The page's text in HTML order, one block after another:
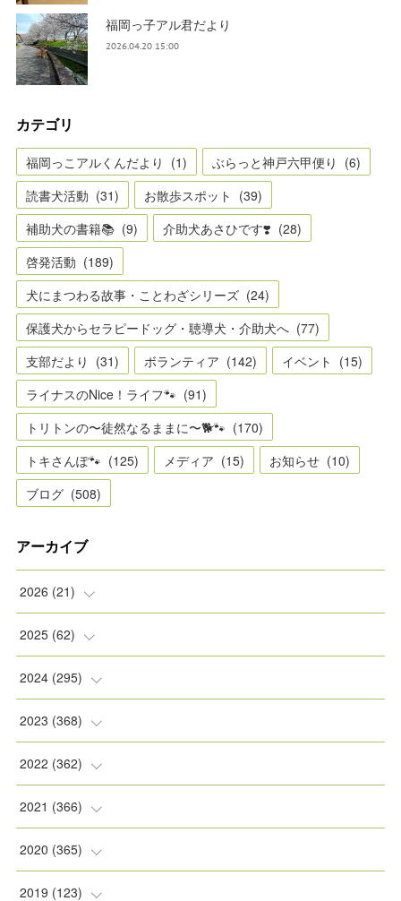
福岡っ子アル君だより
2026.04.20 15:00
カテゴリ
福岡っこアルくんだより (1) ぶらっと神戸六甲便り (6)
読書犬活動 (31) お散歩スポット (39)
補助犬の書籍📚 (9) 介助犬あさひです❣️ (28)
啓発活動 (189)
犬にまつわる故事・ことわざシリーズ (24)
保護犬からセラピードッグ・聴導犬・介助犬へ (77)
支部だより (31) ボランティア (142) イベント (15)
ライナスのNice！ライフ🐾 (91)
トリトンの〜徒然なるままに〜🐕🐾 (170)
トキさんぽ🐾 (125) メディア (15) お知らせ (10)
ブログ (508)
アーカイブ
2026 (21)
(2)
(2)
(2)
(5)
2025 (62)
(8)
(5)
(9)
(1)
2024 (295)
(8)
(11)
(11)
(22)
31)
2023 (368)
(31)
(30)
(31)
( 30)
2022 (362)
(30)
(30)
(30)
2021 (366)
(31)
(30)
2020 (365)
(31)
2019 (123)